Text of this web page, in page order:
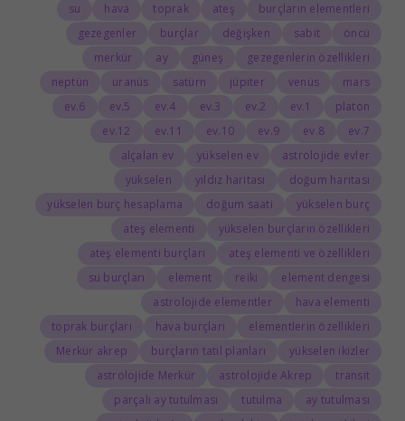
burçların elementleri
ateş
toprak
hava
su
öncü
sabit
değişken
burçlar
gezegenler
gezegenlerin özellikleri
güneş
ay
merkür
mars
venüs
jüpiter
satürn
uranüs
neptün
platon
1.ev
2.ev
3.ev
4.ev
5.ev
6.ev
7.ev
8.ev
9.ev
10.ev
11.ev
12.ev
astrolojide evler
yükselen ev
alçalan ev
doğum haritası
yıldız haritası
yükselen
yükselen burç
doğum saati
yükselen burç hesaplama
yükselen burçların özellikleri
ateş elementi
ateş elementi ve özellikleri
ateş elementi burçları
element dengesi
reiki
element
su burçları
hava elementi
astrolojide elementler
elementlerin özellikleri
hava burçları
toprak burçları
yükselen ikizler
burçların tatil planları
Merkür akrep
transit
astrolojide Akrep
astrolojide Merkür
ay tutulması
tutulma
parçalı ay tutulması